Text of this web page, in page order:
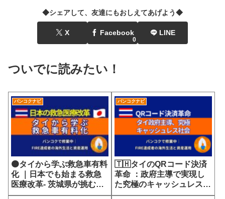
◆シェアして、友達にもおしえてあげよう◆
X Facebook
0
LINE
ついでに読みたい！
バンコクナビ
🟠タイから学ぶ救急車有料
化 ｜日本でも始まる救急
医療改革- 茨城県が挑む
7700円の選定療養費が示
バンコクナビ
🇹🇭タイのQRコード決済
革命 ：政府主導で実現し
た究極のキャッシュレス社
会